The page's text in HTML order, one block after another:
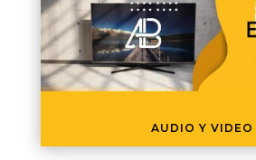
AUDIO Y VIDEO